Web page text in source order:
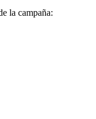
la campaña: